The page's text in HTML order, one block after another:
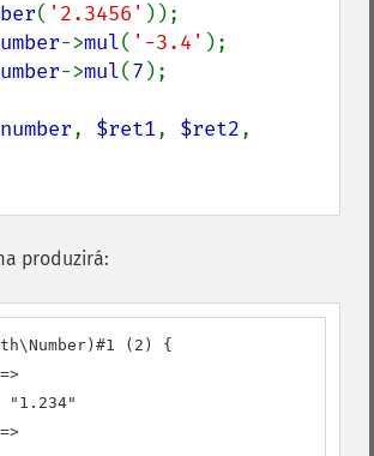
( '2.3456'
->mul( '-3.4'
->mul(7 );
, $ret1, $ret2
produzirá:
(2) {
"1.234"